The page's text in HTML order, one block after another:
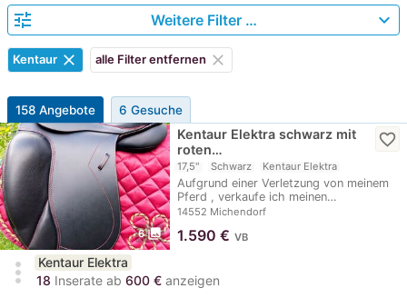
tune Weitere Filter … expand_more
Kentaur clear alle Filter entfernen clear
158 Angebote 6 Gesuche
6 photo_library
Kentaur Elektra schwarz mit
roten…
17,5" Schwarz Kentaur Elektra
Aufgrund einer Verletzung von meinem
Pferd , verkaufe ich meinen…
14552 Michendorf
favorite_border
1.590 € VB
more_vert
Kentaur Elektra
18 Inserate ab 600 € anzeigen